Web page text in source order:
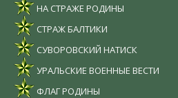
НА СТРАЖЕ РОДИНЫ
СТРАЖ БАЛТИКИ
СУВОРОВСКИЙ НАТИСК
УРАЛЬСКИЕ ВОЕННЫЕ ВЕСТИ
ФЛАГ РОДИНЫ